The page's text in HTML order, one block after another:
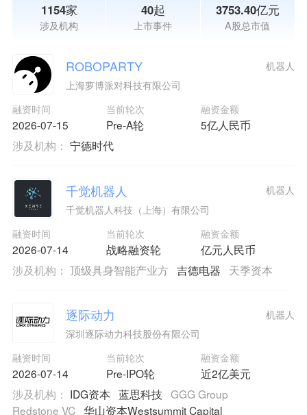
1154家
涉及机构
40起
上市事件
3753.40亿元
A股总市值
ROBOPARTY
上海萝博派对科技有限公司
融资时间
2026-07-15
当前轮次
Pre-A轮
融资金额
5亿人民币
机器人
涉及机构： 宁德时代
千觉机器人
千觉机器人科技（上海）有限公司
融资时间
2026-07-14
当前轮次
战略融资轮
融资金额
亿元人民币
机器人
涉及机构： 顶级具身智能产业方 吉德电器 天季资本
逐际动力
深圳逐际动力科技股份有限公司
融资时间
2026-07-14
当前轮次
Pre-IPO轮
融资金额
近2亿美元
机器人
涉及机构： IDG资本 蓝思科技 GGG Group
Redstone VC 华山资本Westsummit Capital